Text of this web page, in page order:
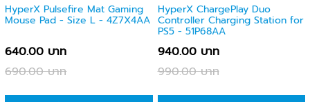
HyperX Pulsefire Mat Gaming
Mouse Pad - Size L - 4Z7X4AA
640.00 บาท
690.00 บาท
HyperX ChargePlay Duo
Controller Charging Station for
PS5 - 51P68AA
940.00 บาท
990.00 บาท